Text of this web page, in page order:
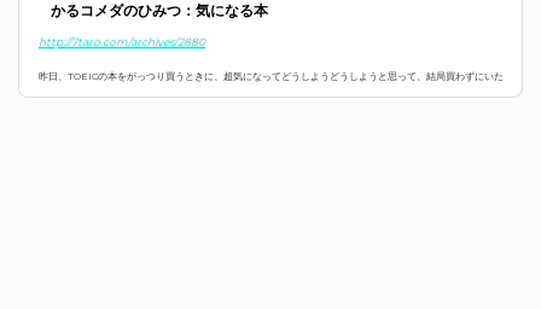
かるコメダのひみつ：気になる本
http://7taro.com/archives/2880
昨日、TOEICの本をがっつり買うときに、超気になってどうしようどうしようと思って、結局買わずにいた